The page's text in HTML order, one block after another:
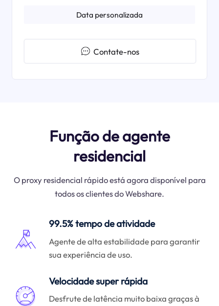
Data personalizada
Contate-nos
Função de agente
residencial
O proxy residencial rápido está agora disponível para
todos os clientes do Webshare.
99.5% tempo de atividade
Agente de alta estabilidade para garantir
sua experiência de uso.
Velocidade super rápida
Desfrute de latência muito baixa graças à